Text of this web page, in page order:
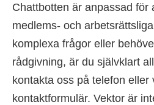
Chattbotten är anpassad för
medlems- och
komplexa frågor eller
rådgivning, är du självklart
kontakta oss på telefon eller
kontaktformulär. Vektor är